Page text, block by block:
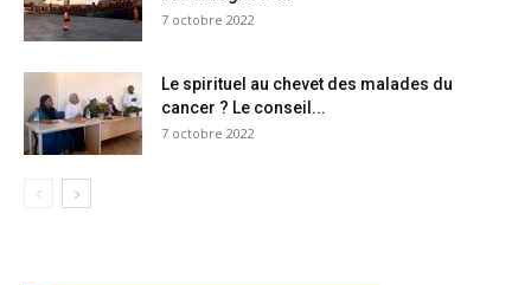
7 octobre 2022
Le spirituel au chevet des malades du
cancer ? Le conseil...
7 octobre 2022